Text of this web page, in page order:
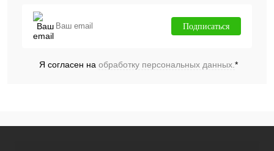
Подписаться
Я согласен на обработку персональных данных.*